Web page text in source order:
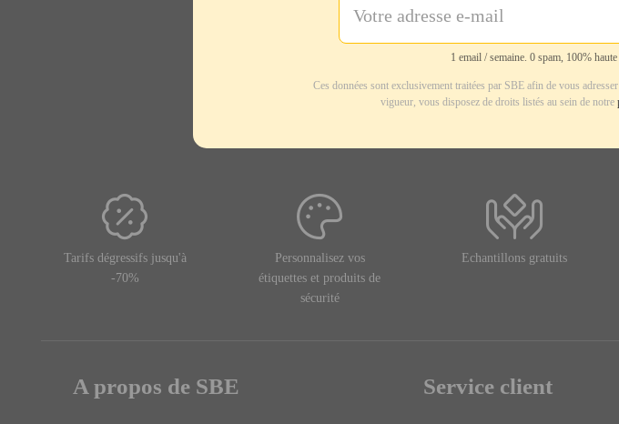
1 email / semaine. 0 spam, 100%
Ces données sont exclusivement traitées par SBE afin de vous
vigueur, vous disposez de droits listés au sein de notre
Tarifs dégressifs jusqu'à
-70%
Personnalisez vos
étiquettes et produits de
sécurité
Echantillons gratuits
A propos de SBE Service client